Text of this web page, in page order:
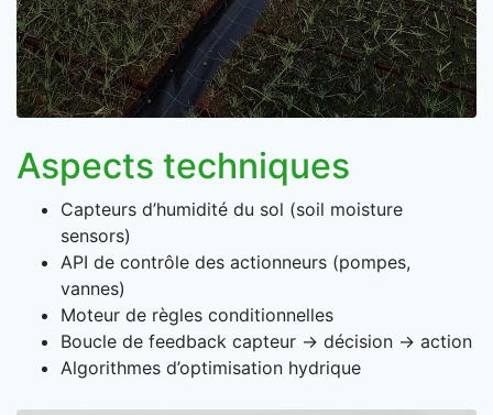
Aspects techniques
Capteurs d’humidité du sol (soil moisture
sensors)
API de contrôle des actionneurs (pompes,
vannes)
Moteur de règles conditionnelles
Boucle de feedback capteur → décision → action
Algorithmes d’optimisation hydrique